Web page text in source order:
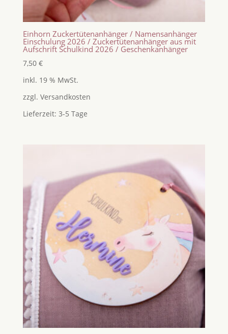
Einhorn Zuckertütenanhänger / Namensanhänger
Einschulung 2026 / Zuckertütenanhänger aus mit
Aufschrift Schulkind 2026 / Geschenkanhänger
7,50 €
inkl. 19 % MwSt.
zzgl. Versandkosten
Lieferzeit: 3-5 Tage